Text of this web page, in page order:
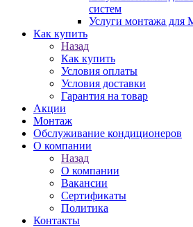
систем
Услуги монтажа для
Как купить
Назад
Как купить
Условия оплаты
Условия доставки
Гарантия на товар
Акции
Монтаж
Обслуживание кондиционеров
О компании
Назад
О компании
Вакансии
Сертификаты
Политика
Контакты